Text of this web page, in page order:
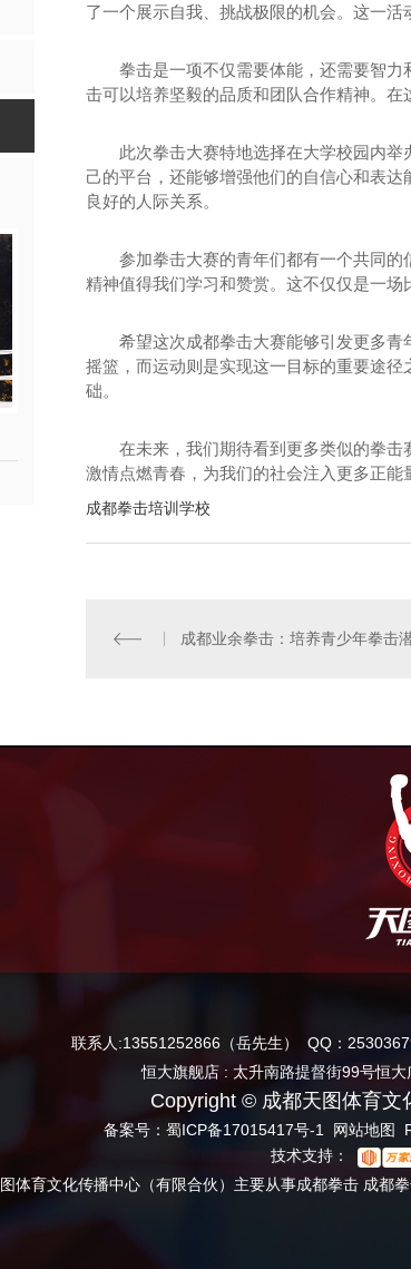
成都青少儿拳击
了一个展示自我、挑战极限的机会。这一活
拳击是一项不仅需要体能，还需要智
击可以培养坚毅的品质和团队合作精神。在
此次拳击大赛特地选择在大学校园内
己的平台，还能够增强他们的自信心和表
良好的人际关系。
参加拳击大赛的青年们都有一个共同
精神值得我们学习和赞赏。这不仅仅是一场
希望这次成都拳击大赛能够引发更多
摇篮，而运动则是实现这一目标的重要途
础。
在未来，我们期待看到更多类似的拳
激情点燃青春，为我们的社会注入更多正能
成都拳击培训学校
成都业余拳击：培养青少年拳击
联系人:13551252866（岳先生） QQ：
恒大旗舰店 : 太升南路提督街99号恒
Copyright © 成都天图体育
备案号： 蜀ICP备17015417号-1 网站地图
技术支持：
体育文化传播中心（有限合伙）主要从事成都拳击 成都